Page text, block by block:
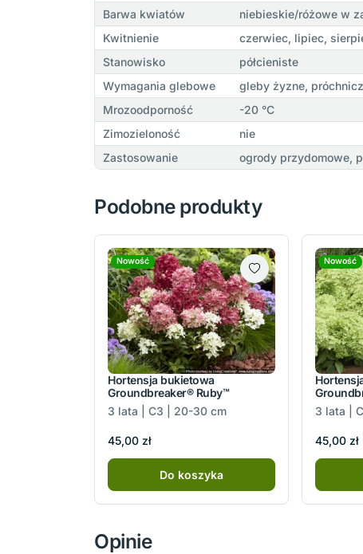
Barwa kwiatów
niebieskie/różowe w
Kwitnienie
czerwiec, lipiec,
Stanowisko
półcieniste
Wymagania glebowe
gleby żyzne,
Mrozoodporność
-20 °C
Zimozieloność
nie
Zastosowanie
ogrody przydomowe,
Podobne produkty
Nowość
Hortensja bukietowa
Groundbreaker® Ruby™
3 lata | C3 | 20-30 cm
45,00 zł
Do koszyka
Nowość
3 lata |
45,00 zł
Opinie